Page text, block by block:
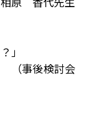
」
会